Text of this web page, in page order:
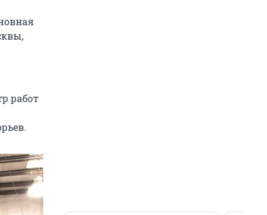
работ